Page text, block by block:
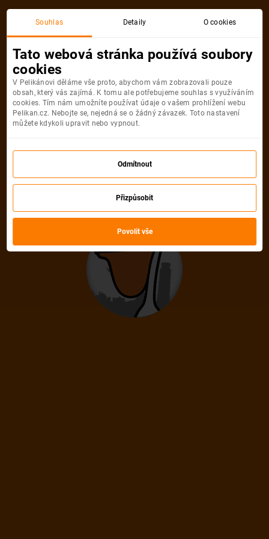
Akční letenka
Litujeme, akční letenka do města už
není dostupná
Vybrat jinou akční letenku
Souhlas Detaily O cookies
Tato webová stránka používá soubory
cookies
V Pelikánovi děláme vše proto, abychom vám zobrazovali pouze
obsah, který vás zajímá. K tomu ale potřebujeme souhlas s využíváním
cookies. Tím nám umožníte používat údaje o vašem prohlížení webu
Pelikan.cz. Nebojte se, nejedná se o žádný závazek. Toto nastavení
můžete kdykoli upravit nebo vypnout.
Odmítnout
Přizpůsobit
Povolit vše